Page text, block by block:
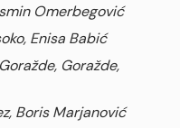
Omerbegović
Enisa Babić
Goražde,
Boris Marjanović